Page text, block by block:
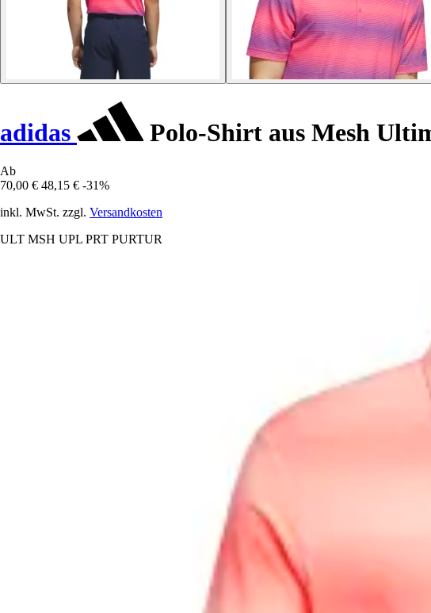
adidas Polo-Shirt aus Mesh
Ab
70,00 € 48,15 € -31%
inkl. MwSt. zzgl. Versandkosten
ULT MSH UPL PRT PURTUR